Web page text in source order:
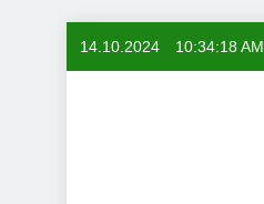
14.10.2024 10:34:19 AM